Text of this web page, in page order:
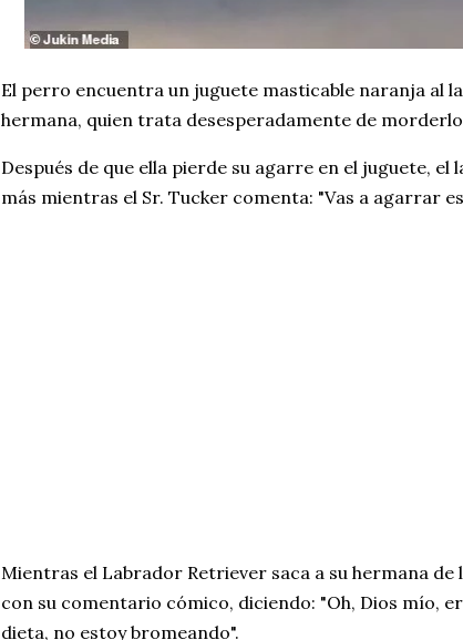
El perro encuentra un juguete masticable naranja al
hermana, quien trata desesperadamente de
Después de que ella pierde su agarre en el juguete, el
más mientras el Sr. Tucker comenta: "Vas a agarrar
Mientras el Labrador Retriever saca a su hermana de
con su comentario cómico, diciendo: "Oh, Dios mío,
dieta, no estoy bromeando".